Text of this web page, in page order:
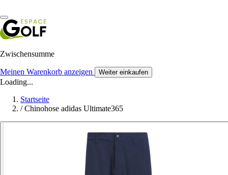
Zwischensumme
Meinen Warenkorb anzeigen Weiter einkaufen
Loading...
Startseite
/ Chinohose adidas Ultimate365